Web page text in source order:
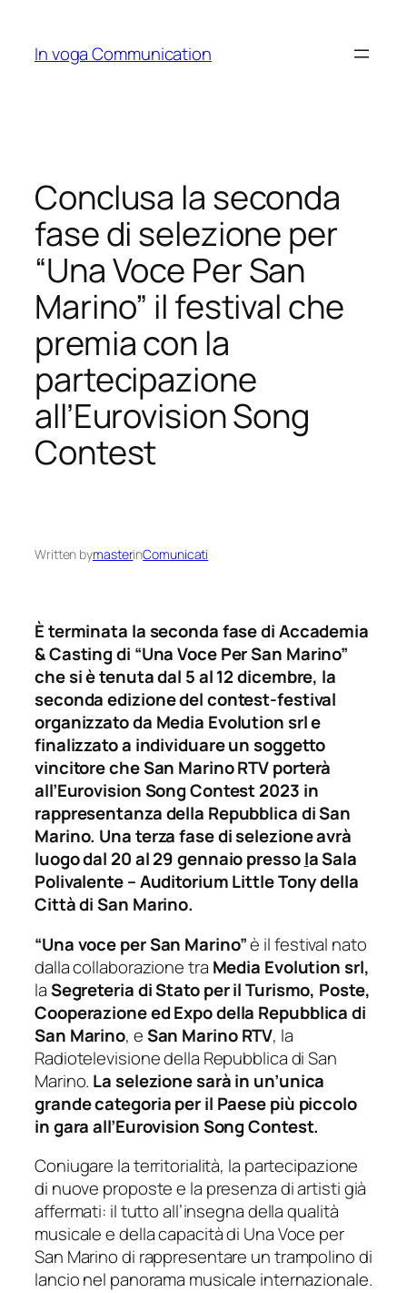
content
In voga Communication
Conclusa la seconda
fase di selezione per
“Una Voce Per San
Marino” il festival che
premia con la
partecipazione
all’Eurovision Song
Contest
Written bymasterinComunicati
È terminata la seconda fase di Accademia
& Casting di “Una Voce Per San Marino”
che si è tenuta dal 5 al 12 dicembre, la
seconda edizione del contest-festival
organizzato da Media Evolution srl e
finalizzato a individuare un soggetto
vincitore che San Marino RTV porterà
all’Eurovision Song Contest 2023 in
rappresentanza della Repubblica di San
Marino. Una terza fase di selezione avrà
luogo dal 20 al 29 gennaio pressola Sala
Polivalente – Auditorium Little Tony della
Città di San Marino.
“Una voce per San Marino”è il festival nato
dalla collaborazione tra Media Evolution srl,
laSegreteria di Stato per il Turismo, Poste,
Cooperazione ed Expo della Repubblica di
San Marino, eSan Marino RTV, la
Radiotelevisione della Repubblica di San
Marino. La selezione sarà in un’unica
grande categoria per il Paese più piccolo
in gara all’Eurovision Song Contest.
Coniugare la territorialità, la partecipazione
di nuove proposte e la presenza di artisti già
affermati: il tutto all’insegna della qualità
musicale e della capacità di Una Voce per
San Marino di rappresentare un trampolino di
lancio nel panorama musicale internazionale.